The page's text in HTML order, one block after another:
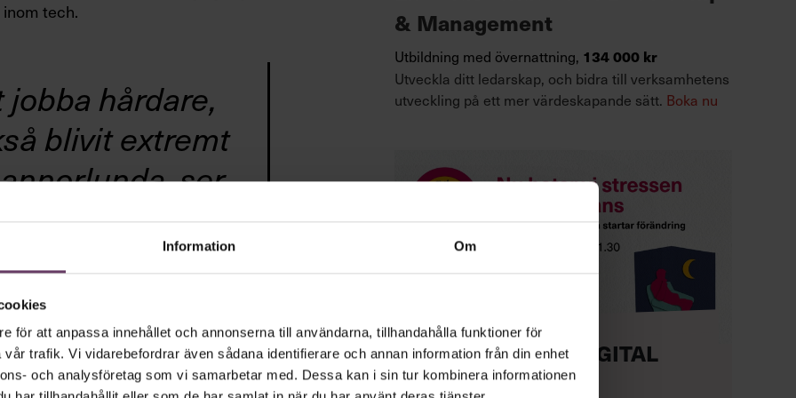
Information Om
för att anpassa innehållet och annonserna till användarna, tillhandahålla funktioner för
trafik. Vi vidarebefordrar även sådana identifierare och annan information från din enhet
och analysföretag som vi samarbetar med. Dessa kan i sin tur kombinera informationen
tech.
jobba hårdare,
blivit extremt
ser
därför ut i
till enorma affärsframgångar anser
produktchef på Sony Ericsson
och införa ett nytt
& Management
Utbildning med övernattning, 134 000 kr
Utveckla ditt ledarskap, och bidra till verksamhetens
utveckling på ett mer värdeskapande sätt. Boka nu
KOSTNADSFRI DIGITAL
HALVDAG